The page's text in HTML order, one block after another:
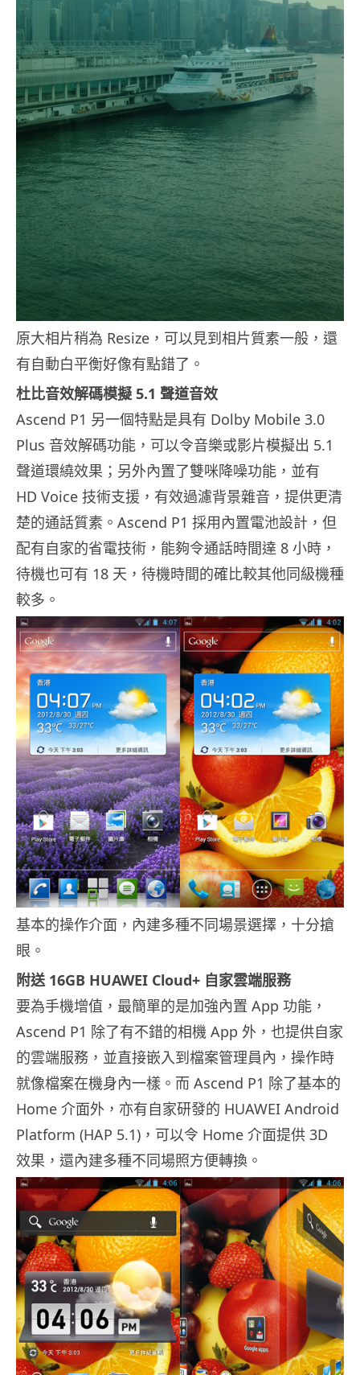
原大相片稍為 Resize，可以見到相片質素一般，還
有自動白平衡好像有點錯了。
杜比音效解碼模擬 5.1 聲道音效
Ascend P1 另一個特點是具有 Dolby Mobile 3.0
Plus 音效解碼功能，可以令音樂或影片模擬出 5.1
聲道環繞效果；另外內置了雙咪降噪功能，並有
HD Voice 技術支援，有效過濾背景雜音，提供更清
楚的通話質素。Ascend P1 採用內置電池設計，但
配有自家的省電技術，能夠令通話時間達 8 小時，
待機也可有 18 天，待機時間的確比較其他同級機種
較多。
基本的操作介面，內建多種不同場景選擇，十分搶
眼。
附送 16GB HUAWEI Cloud+ 自家雲端服務
要為手機增值，最簡單的是加強內置 App 功能，
Ascend P1 除了有不錯的相機 App 外，也提供自家
的雲端服務，並直接嵌入到檔案管理員內，操作時
就像檔案在機身內一樣。而 Ascend P1 除了基本的
Home 介面外，亦有自家研發的 HUAWEI Android
Platform (HAP 5.1)，可以令 Home 介面提供 3D
效果，還內建多種不同場照方便轉換。